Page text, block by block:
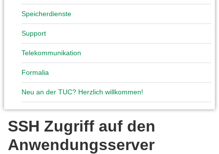
Speicherdienste
Support
Telekommunikation
Formalia
Neu an der TUC? Herzlich willkommen!
SSH Zugriff auf den
Anwendungsserver